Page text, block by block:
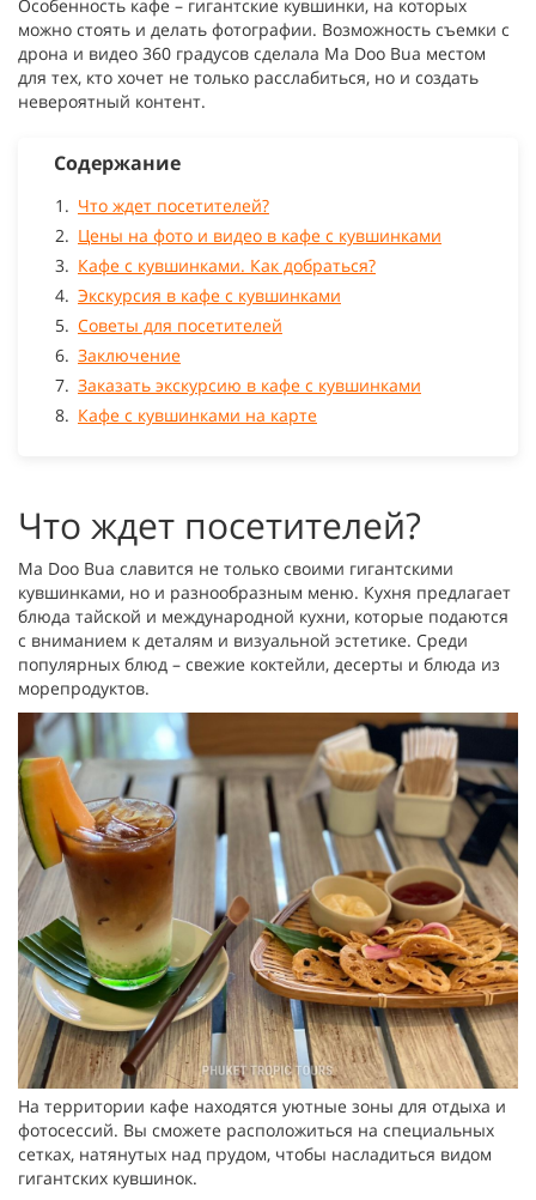
Особенность кафе – гигантские кувшинки, на которых
можно стоять и делать фотографии. Возможность съемки с
дрона и видео 360 градусов сделала Ma Doo Bua местом
для тех, кто хочет не только расслабиться, но и создать
невероятный контент.
Содержание
Что ждет посетителей?
Цены на фото и видео в кафе с кувшинками
Кафе с кувшинками. Как добраться?
Экскурсия в кафе с кувшинками
Советы для посетителей
Заключение
Заказать экскурсию в кафе с кувшинками
Кафе с кувшинками на карте
Что ждет посетителей?
Ma Doo Bua славится не только своими гигантскими
кувшинками, но и разнообразным меню. Кухня предлагает
блюда тайской и международной кухни, которые подаются
с вниманием к деталям и визуальной эстетике. Среди
популярных блюд – свежие коктейли, десерты и блюда из
морепродуктов.
На территории кафе находятся уютные зоны для отдыха и
фотосессий. Вы сможете расположиться на специальных
сетках, натянутых над прудом, чтобы насладиться видом
гигантских кувшинок.